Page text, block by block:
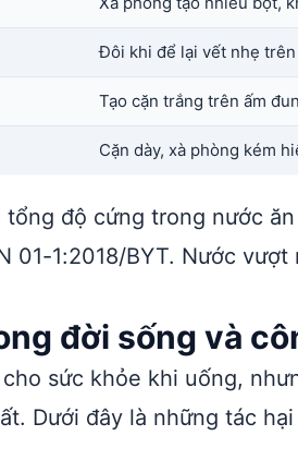
Đôi khi để lại vết nhẹ
Tạo cặn trắng trên ấm
Cặn dày, xà phòng kém
độ cứng trong nước
01-1:2018/BYT. Nước
đời sống và
sức khỏe khi uống,
Dưới đây là những tác